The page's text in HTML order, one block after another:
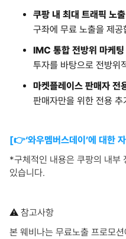
쿠팡 내 최대 트래픽 노
구좌에 무료 노출을 제공
IMC 통합 전방위 마케팅
투자를 바탕으로 전방위
마켓플레이스 판매자 전
판매자만을 위한 전용
[👉‘와우멤버스데이’에 대한
*구체적인 내용은 쿠팡의 내부
있습니다.
⚠️‍ 참고사항
본 웨비나는 무료노출 프로모